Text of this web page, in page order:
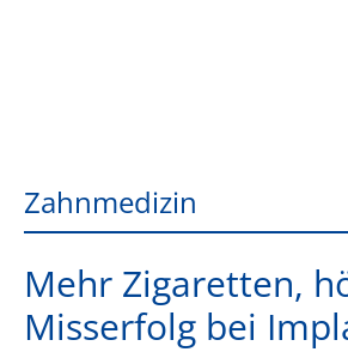
Zahnmedizin
Mehr Zigaretten,
Misserfolg bei